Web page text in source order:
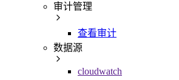
审计管理
查看审计
数据源
cloudwatch